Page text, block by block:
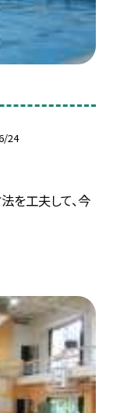
24
を工夫して、今